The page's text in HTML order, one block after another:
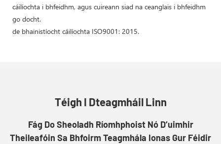
cáilíochta i bhfeidhm, agus cuireann siad na ceanglais i bhfeidhm
go docht.
de bhainistíocht cáilíochta ISO9001: 2015.
Téigh I Dteagmháil Linn
Fág Do Sheoladh Ríomhphoist Nó D’uimhir
Theileafóin Sa Bhfoirm Teagmhála Ionas Gur Féidir